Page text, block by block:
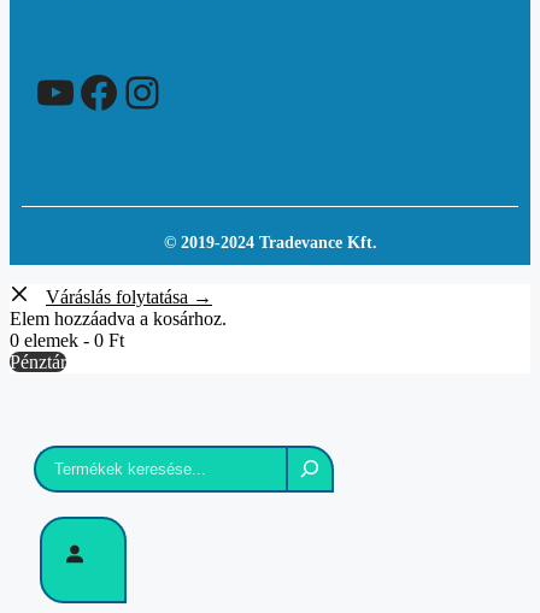
YouTube
Facebook
Instagram
© 2019-2024 Tradevance Kft.
Váráslás folytatása →
Elem hozzáadva a kosárhoz.
0 elemek - 0 Ft
Pénztár
Keresés